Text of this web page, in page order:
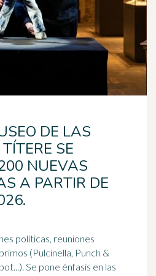
DE LAS
SE
NUEVAS
A PARTIR DE
políticas, reuniones
(Pulcinella, Punch &
en las